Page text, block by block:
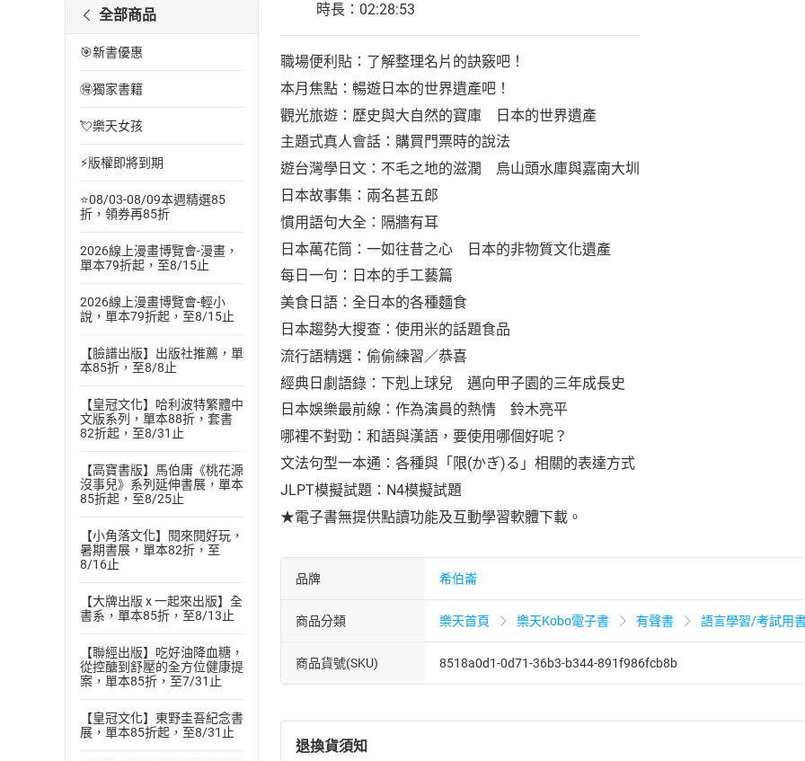
全部商品
🎯新書優惠
🉐獨家書籍
💘樂天女孩
⚡版權即將到期
⭐08/03-08/09本週精選85
折，領券再85折
2026線上漫畫博覽會-漫畫，
單本79折起，至8/15止
2026線上漫畫博覽會-輕小
說，單本79折起，至8/15止
【臉譜出版】出版社推薦，單
本85折，至8/8止
【皇冠文化】哈利波特繁體中
文版系列，單本88折，套書
82折起，至8/31止
【高寶書版】馬伯庸《桃花源
沒事兒》系列延伸書展，單本
85折起，至8/25止
【小角落文化】閱來閱好玩，
暑期書展，單本82折，至
8/16止
【大牌出版 x 一起來出版】全
書系，單本85折，至8/13止
【聯經出版】吃好油降血糖，
從控醣到舒壓的全方位健康提
案，單本85折，至7/31止
【皇冠文化】東野圭吾紀念書
展，單本85折起，至8/31止
時長：02:28:53
職場便利貼：了解整理名片的訣竅吧！
本月焦點：暢遊日本的世界遺產吧！
觀光旅遊：歷史與大自然的寶庫 日本的世界遺產
主題式真人會話：購買門票時的說法
遊台灣學日文：不毛之地的滋潤 烏山頭水庫與嘉南大圳
日本故事集：兩名甚五郎
慣用語句大全：隔牆有耳
日本萬花筒：一如往昔之心 日本的非物質文化遺產
每日一句：日本的手工藝篇
美食日語：全日本的各種麵食
日本趨勢大搜查：使用米的話題食品
流行語精選：偷偷練習／恭喜
經典日劇語錄：下剋上球兒 邁向甲子園的三年成長史
日本娛樂最前線：作為演員的熱情 鈴木亮平
哪裡不對勁：和語與漢語，要使用哪個好呢？
文法句型一本通：各種與「限(かぎ)る」相關的表達方式
JLPT模擬試題：N4模擬試題
★電子書無提供點讀功能及互動學習軟體下載。
品牌 希伯崙
商品分類 樂天首頁 樂天Kobo電子書 有聲書 語言學習/考試用
商品貨號(SKU) 8518a0d1-0d71-36b3-b344-891f986fcb8b
退換貨須知